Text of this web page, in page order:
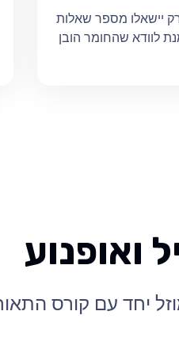
יישאלו מספר שאלות
לוודא שהחומר הובן
ואופנוע
יחד עם קורס